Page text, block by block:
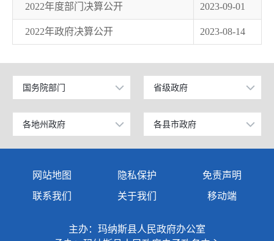
2022年度部门决算公开 2023-09-01
2022年政府决算公开 2023-08-14
国务院部门
公安部
工业和信息化部
科学技术部
教育部
国家发展和改革委员会
省级政府
北京
上海
广东
天津
江苏
山东
各地州政府
乌鲁木齐市
各县市政府
昌吉市
网站地图 隐私保护
免责声明
联系我们
关于我们 移动端
主办：玛纳斯县人民政府办公室